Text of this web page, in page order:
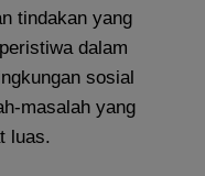
tindakan yang
dalam
sosial
masalah yang
luas.